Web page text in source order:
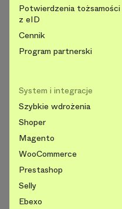
Potwierdzenia tożsamości
z eID
Cennik
Program partnerski
System i integracje
Szybkie wdrożenia
Shoper
Magento
WooCommerce
Prestashop
Selly
Ebexo